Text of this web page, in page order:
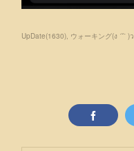
UpDate(1630) ウォーキング(ง ˙˘˙ )ว